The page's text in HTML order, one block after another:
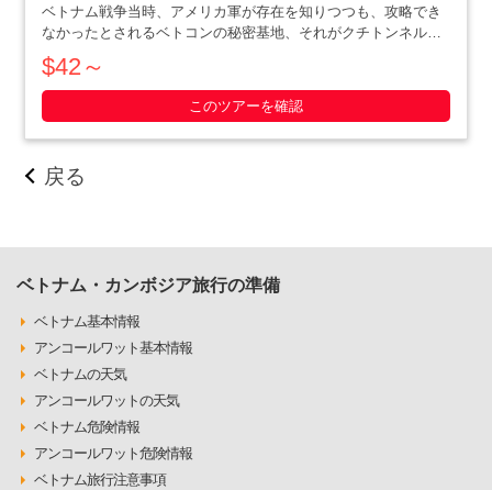
ベトナム戦争当時、アメリカ軍が存在を知りつつも、攻略でき
なかったとされるベトコンの秘密基地、それがクチトンネルで
す。小柄な体格を活かした戦略で、アメリカ軍を撃退にまで追
いやったベトナム人の作戦の数々や彼らの暮らしぶりを追体験
できます。ホーチミン滞在最終日や、午後か・・・・・
$42～
このツアーを確認
戻る
ベトナム・カンボジア旅行の準備
ベトナム基本情報
アンコールワット基本情報
ベトナムの天気
アンコールワットの天気
ベトナム危険情報
アンコールワット危険情報
ベトナム旅行注意事項